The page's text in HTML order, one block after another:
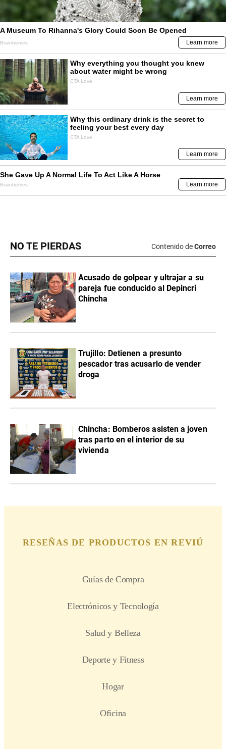
NO TE PIERDAS Contenido deCorreo
Acusado de golpear y ultrajar a su
pareja fue conducido al Depincri
Chincha
Trujillo: Detienen a presunto
pescador tras acusarlo de vender
droga
Chincha: Bomberos asisten a joven
tras parto en el interior de su
vivienda